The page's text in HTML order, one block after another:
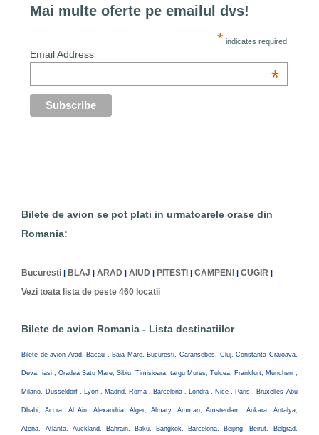
Mai multe oferte pe emailul dvs!
* indicates required
Email Address
*
Bilete de avion se pot plati in urmatoarele orase din
Romania:
Bucuresti BLAJ |ARAD |AIUD PITESTI |CAMPENI |CUGIR
Vezi toata lista de peste 460 locatii
Bilete de avion Romania - Lista destinatiilor
Bilete de avion Arad, Bacau , Baia Mare, Bucuresti, Caransebes, Cluj, Constanta Craioava,
Deva, iasi , Oradea Satu Mare, Sibiu, Timisioara, targu Mures, Tulcea, Frankfurt, Munchen ,
Milano, Dusseldorf , Lyon , Madrid, Roma , Barcelona , Londra , Nice , Paris , Bruxelles Abu
Dhabi, Accra, Al Ain, Alexandria, Alger, Almaty, Amman, Amsterdam, Ankara, Antalya,
Atena, Atlanta, Auckland, Bahrain, Baku, Bangkok, Barcelona, Beijing, Beirut, Belgrad,